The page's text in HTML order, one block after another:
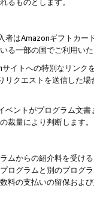
はAmazonギフトカ
る一部の国でご利用い
イトへの特別なリン
リクエストを送信した
ントがプログラム文
裁量により判断します。
ムからの紹介料を受け
ログラムと別のプログ
料の支払いの留保およ